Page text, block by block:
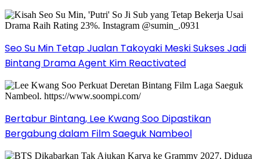
Seo Su Min Tetap Jualan Takoyaki Meski Sukses Jadi
Bintang Drama Agent Kim Reactivated
Bertabur Bintang, Lee Kwang Soo Dipastikan
Bergabung dalam Film Saeguk Nambeol